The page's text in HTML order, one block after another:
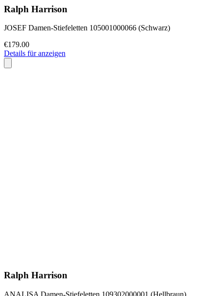
Ralph Harrison
JOSEF Damen-Stiefeletten 105001000066 (Schwarz)
€179.00
Details für anzeigen
Ralph Harrison
ANALISA Damen-Stiefeletten 109302000001 (Hellbraun)